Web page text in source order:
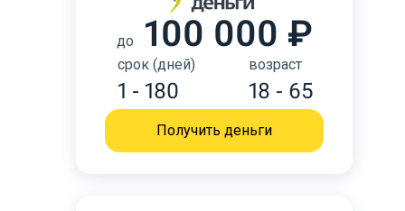
до 100 000 ₽
срок (дней)
1 - 180
возраст
18 - 65
Получить деньги